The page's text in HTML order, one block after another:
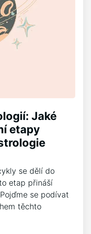
Jaké
etapy
se dělí do
etap přináší
se podívat
těchto